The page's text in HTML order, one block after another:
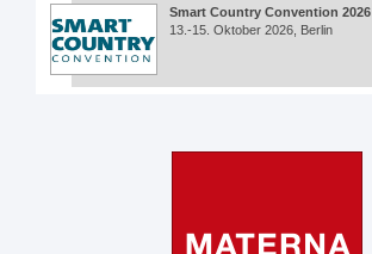
Smart Country Convention 2026
13.-15. Oktober 2026, Berlin